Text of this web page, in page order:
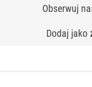
Obserwuj
Dodaj jako